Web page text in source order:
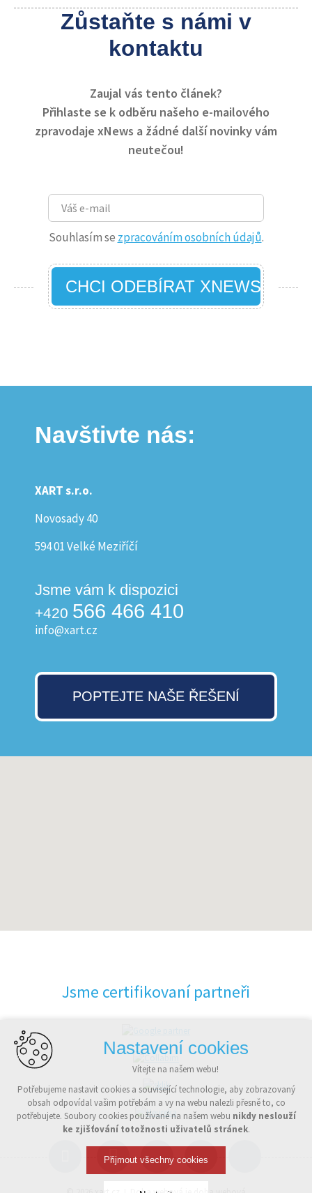
Zůstaňte s námi v
kontaktu
Zaujal vás tento článek?
Přihlaste se k odběru našeho e-mailového
zpravodaje xNews a žádné další novinky vám
neutečou!
Souhlasím se zpracováním osobních údajů.
CHCI ODEBÍRAT XNEWS
Navštivte nás:
XART s.r.o.
Novosady 40
594 01 Velké Meziříčí
Jsme vám k dispozici
+420 566 466 410
info@xart.cz
POPTEJTE NAŠE ŘEŠENÍ
Jsme certifikovaní partneři
Nastavení cookies
Vítejte na našem webu!
Potřebujeme nastavit cookies a související technologie, aby zobrazovaný
obsah odpovídal vašim potřebám a vy na webu nalezli přesně to, co
potřebujete. Soubory cookies používané na našem webu nikdy neslouží
ke zjišťování totožnosti uživatelů stránek.
Přijmout všechny cookies